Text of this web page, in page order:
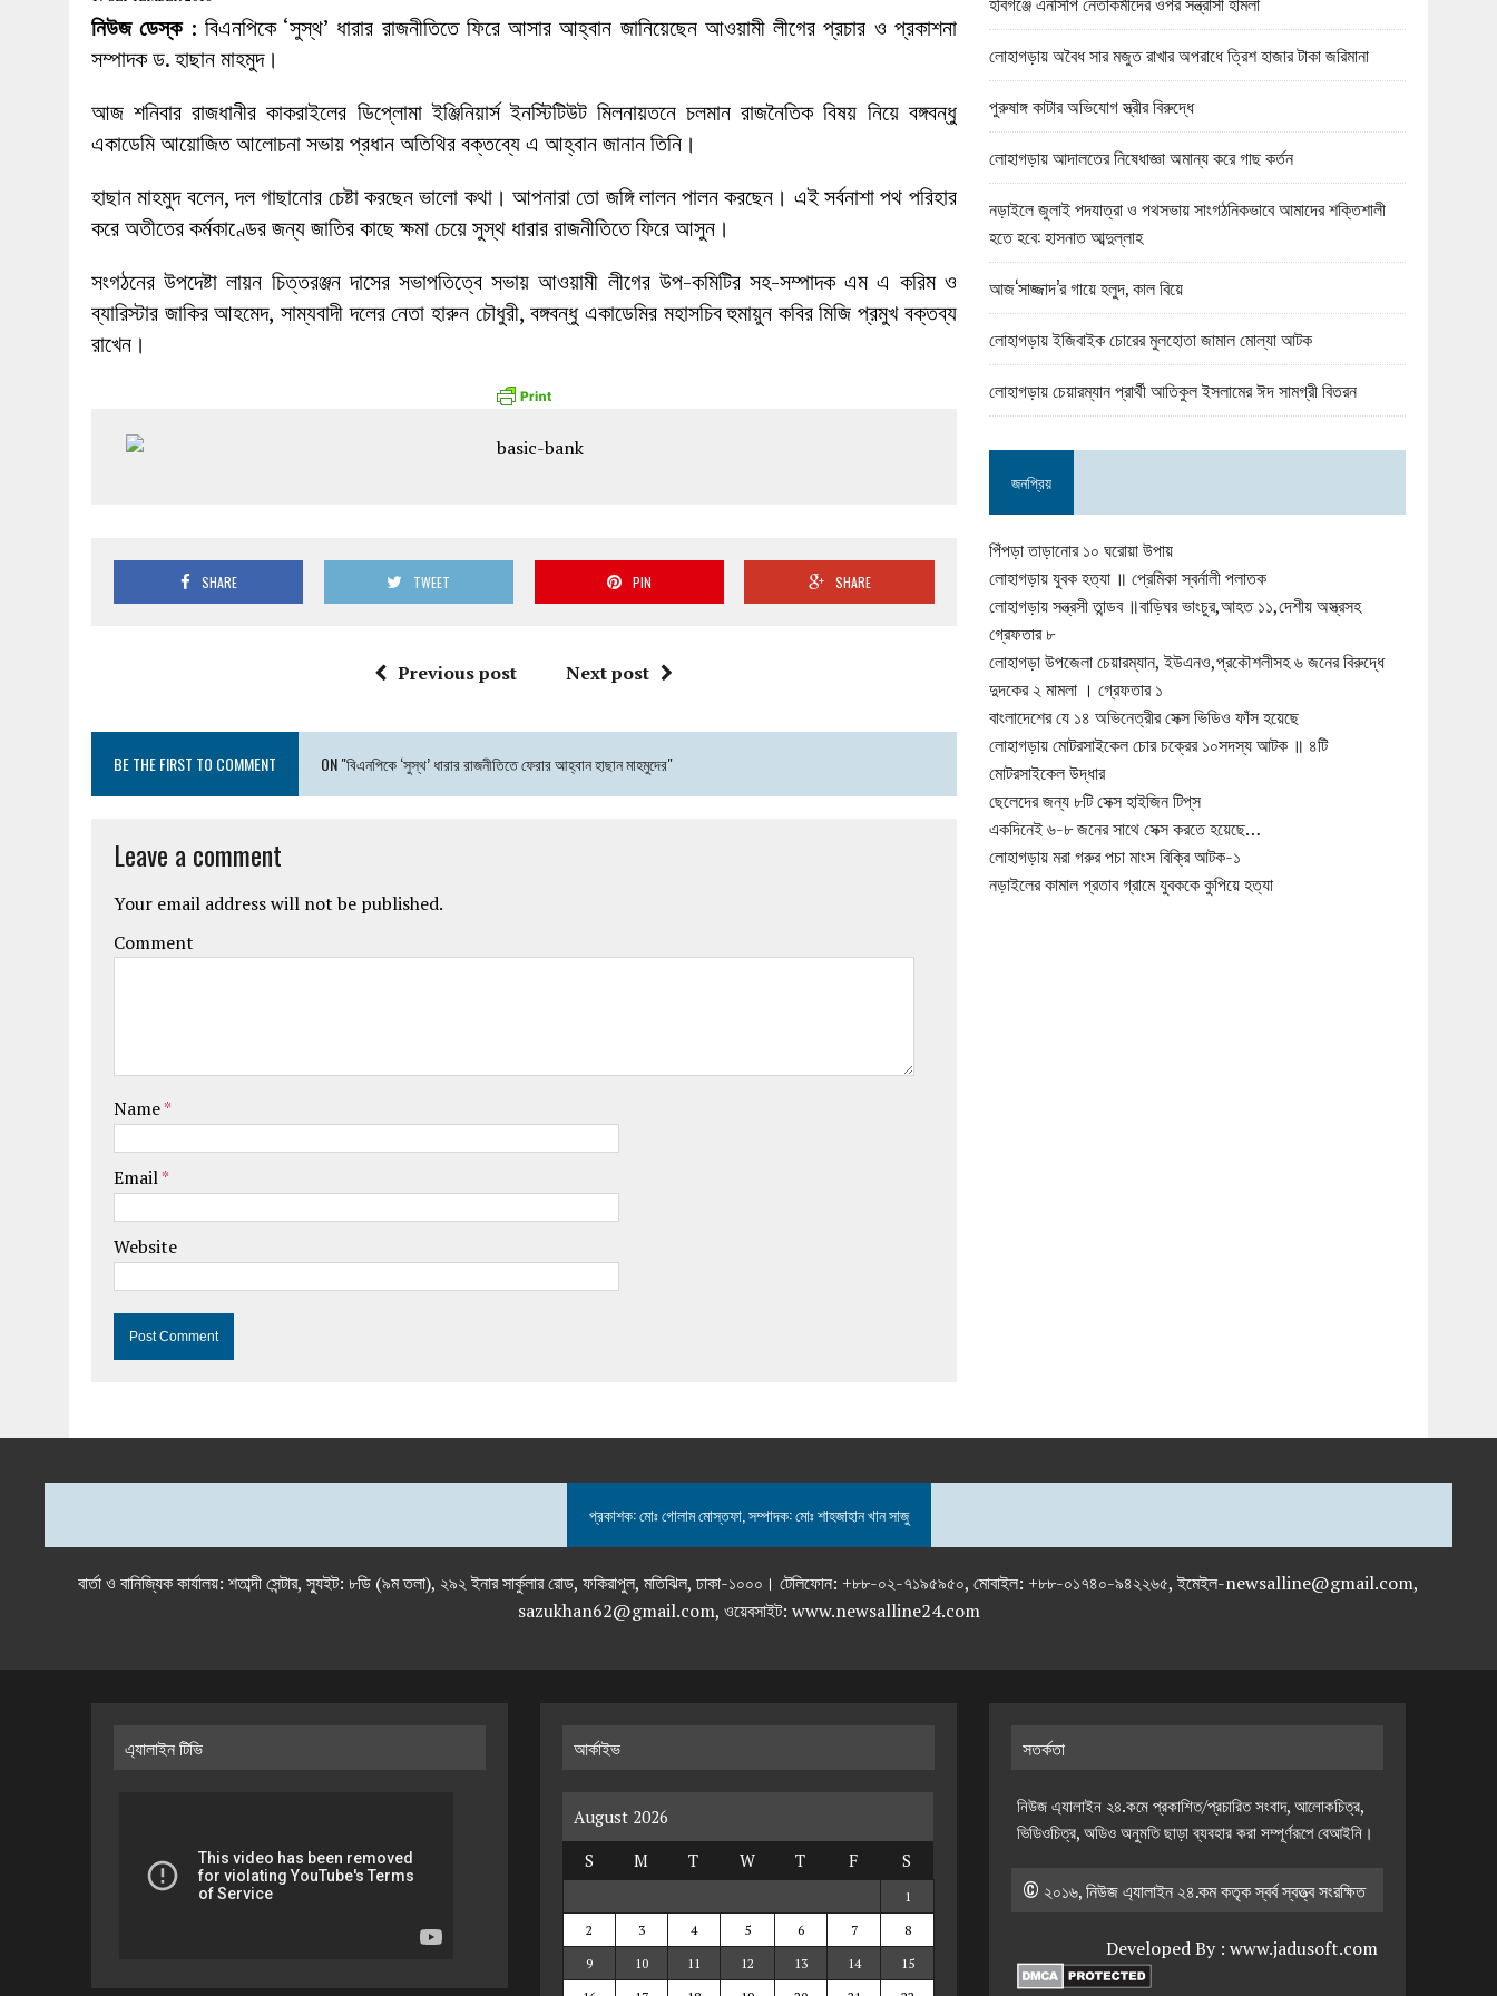
27 MAY 2026 | লোহাগড়ায় চেয়ারম্যান প্রার্থী আতিকুল ইসলামের ঈদ সামগ্রী বিতরন
1 AUGUST 2026 | লোহাগড়ায় জাল দলিলে নামজারি ॥ এসিল্যান্ড অফিসে ভয়াবহ দুর্নীতি
নিউজ ডেস্ক: বিএনপিকে ‘সুস্থ’ ধারার রাজনীতিতে ফিরে আসার আহ্বান জানিয়েছেন আওয়ামী লীগের প্রচার ও প্রকাশনা
সম্পাদক ড. হাছান মাহমুদ।
আজ শনিবার রাজধানীর কাকরাইলের ডিপ্লোমা ইঞ্জিনিয়ার্স ইনস্টিটিউট মিলনায়তনে চলমান রাজনৈতিক বিষয় নিয়ে বঙ্গবন্ধু
একাডেমি আয়োজিত আলোচনা সভায় প্রধান অতিথির বক্তব্যে এ আহ্বান জানান তিনি।
হাছান মাহমুদ বলেন, দল গাছানোর চেষ্টা করছেন ভালো কথা। আপনারা তো জঙ্গি লালন পালন করছেন। এই সর্বনাশা পথ পরিহার
করে অতীতের কর্মকাণ্ডের জন্য জাতির কাছে ক্ষমা চেয়ে সুস্থ ধারার রাজনীতিতে ফিরে আসুন।
সংগঠনের উপদেষ্টা লায়ন চিত্তরঞ্জন দাসের সভাপতিত্বে সভায় আওয়ামী লীগের উপ-কমিটির সহ-সম্পাদক এম এ করিম ও
ব্যারিস্টার জাকির আহমেদ, সাম্যবাদী দলের নেতা হারুন চৌধুরী, বঙ্গবন্ধু একাডেমির মহাসচিব হুমায়ুন কবির মিজি প্রমুখ বক্তব্য
রাখেন।
SHARE TWEET PIN SHARE
Previous post Next post
BE THE FIRST TO COMMENT ON "বিএনপিকে ‘সুস্থ’ ধারার রাজনীতিতে ফেরার আহ্বান হাছান মাহমুদের"
Leave a comment
Your email address will not be published.
Comment
Name*
Email*
Website
লোহাগড়ায় অবৈধ সার মজুত রাখার অপরাধে ত্রিশ হাজার টাকা জরিমানা
পুরুষাঙ্গ কাটার অভিযোগ স্ত্রীর বিরুদ্ধে
লোহাগড়ায় আদালতের নিষেধাজ্ঞা অমান্য করে গাছ কর্তন
নড়াইলে জুলাই পদযাত্রা ও পথসভায় সাংগঠনিকভাবে আমাদের শক্তিশালী
হতে হবে: হাসনাত আব্দুল্লাহ
আজ‘সাজ্জাদ’র গায়ে হলুদ, কাল বিয়ে
লোহাগড়ায় ইজিবাইক চোরের মুলহোতা জামাল মোল্যা আটক
লোহাগড়ায় চেয়ারম্যান প্রার্থী আতিকুল ইসলামের ঈদ সামগ্রী বিতরন
জনপ্রিয়
পিঁপড়া তাড়ানোর ১০ ঘরোয়া উপায়
লোহাগড়ায় যুবক হত্যা ॥ প্রেমিকা স্বর্নালী পলাতক
লোহাগড়ায় সন্ত্রসী তান্ডব ॥বাড়িঘর ভাংচুর,আহত ১১,দেশীয় অস্ত্রসহ
গ্রেফতার ৮
লোহাগড়া উপজেলা চেয়ারম্যান, ইউএনও,প্রকৌশলীসহ ৬ জনের বিরুদ্ধে
দুদকের ২ মামলা । গ্রেফতার ১
বাংলাদেশের যে ১৪ অভিনেত্রীর সেক্স ভিডিও ফাঁস হয়েছে
লোহাগড়ায় মোটরসাইকেল চোর চক্রের ১০সদস্য আটক ॥ ৪টি
মোটরসাইকেল উদ্ধার
ছেলেদের জন্য ৮টি সেক্স হাইজিন টিপ্‌স
একদিনেই ৬-৮ জনের সাথে সেক্স করতে হয়েছে…
লোহাগড়ায় মরা গরুর পচা মাংস বিক্রি আটক-১
নড়াইলের কামাল প্রতাব গ্রামে যুবককে কুপিয়ে হত্যা
প্রকাশক: মোঃ গোলাম মোস্তফা, সম্পাদক: মোঃ শাহজাহান খান সাজু
বার্তা ও বানিজ্যিক কার্যালয়: শতাব্দী সেন্টার, স্যুইট: ৮ডি (৯ম তলা), ২৯২ ইনার সার্কুলার রোড, ফকিরাপুল, মতিঝিল, ঢাকা-১০০০। টেলিফোন: +৮৮-০২-৭১৯৫৯৫০, মোবাইল: +৮৮-০১৭৪০-৯৪২২৬৫, ইমেইল-newsalline@gmail.com,
sazukhan62@gmail.com, ওয়েবসাইট: www.newsalline24.com
এ্যালাইন টিভি আর্কাইভ
August 2026
S
M T W T F S
1
2
3 4 5 6 7
8
9
10 11 12 13 14
15
সতর্কতা
নিউজ এ্যালাইন ২৪.কমে প্রকাশিত/প্রচারিত সংবাদ, আলোকচিত্র,
ভিডিওচিত্র, অডিও অনুমতি ছাড়া ব্যবহার করা সম্পূর্ণরূপে বেআইনি।
© ২০১৬, নিউজ এ্যালাইন ২৪.কম কতৃক স্বর্ব স্বত্ত্ব সংরক্ষিত
Developed By : www.jadusoft.com